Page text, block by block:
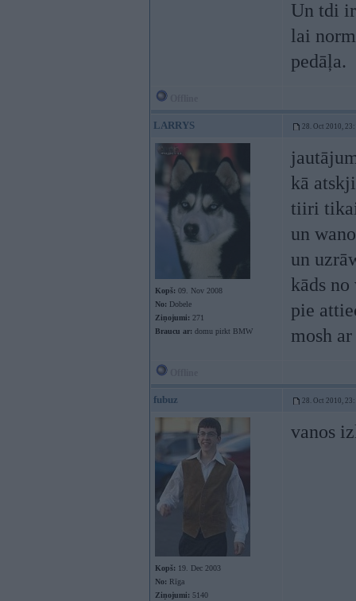
Un tdi
lai
pedāļa.
LARRYS 28. Oct 2010,
Kopš: 09. Nov 2008
No: Dobele
Ziņojumi: 271
Braucu ar: domu pirkt BMW
kā
tiiri
un
un
kāds
pie
mosh
fubuz 28. Oct 2010,
Kopš: 19. Dec 2003
No: Rīga
Ziņojumi: 5140
vanos